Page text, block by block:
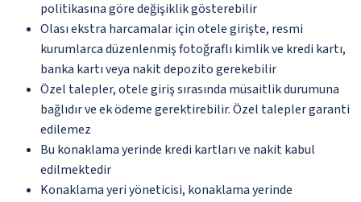
politikasına göre değişiklik gösterebilir
Olası ekstra harcamalar için otele girişte, resmi
kurumlarca düzenlenmiş fotoğraflı kimlik ve kredi kartı,
banka kartı veya nakit depozito gerekebilir
Özel talepler, otele giriş sırasında müsaitlik durumuna
bağlıdır ve ek ödeme gerektirebilir. Özel talepler garanti
edilemez
Bu konaklama yerinde kredi kartları ve nakit kabul
edilmektedir
Konaklama yeri yöneticisi, konaklama yerinde